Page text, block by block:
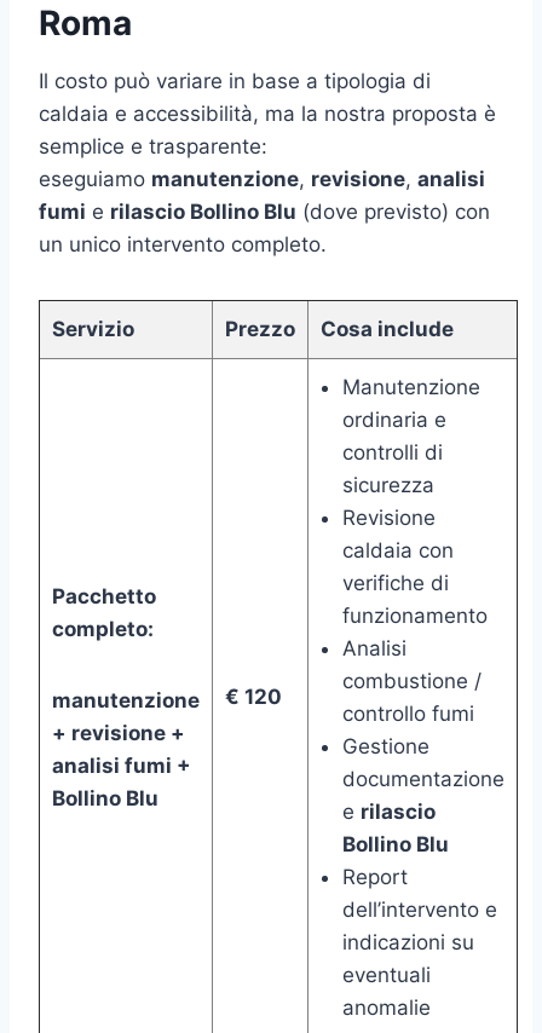
Roma
Il costo può variare in base a tipologia di
caldaia e accessibilità, ma la nostra proposta è
semplice e trasparente:
eseguiamo manutenzione, revisione, analisi
fumi e rilascio Bollino Blu (dove previsto) con
un unico intervento completo.
Servizio Prezzo Cosa include
Pacchetto
completo:
manutenzione
+ revisione +
analisi fumi +
Bollino Blu
€ 120
Manutenzione
ordinaria e
controlli di
sicurezza
Revisione
caldaia con
verifiche di
funzionamento
Analisi
combustione /
controllo fumi
Gestione
documentazione
e rilascio
Bollino Blu
Report
dell’intervento e
indicazioni su
eventuali
anomalie